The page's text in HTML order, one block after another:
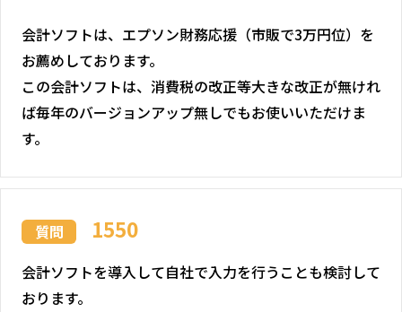
会計ソフトは、エプソン財務応援（市販で3万円位）を
お薦めしております。
この会計ソフトは、消費税の改正等大きな改正が無けれ
ば毎年のバージョンアップ無しでもお使いいただけま
す。
質問 1550
会計ソフトを導入して自社で入力を行うことも検討して
おります。